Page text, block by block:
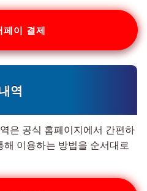
페이 결제
역
은 공식 홈페이지에서 간편하
이용하는 방법을 순서대로